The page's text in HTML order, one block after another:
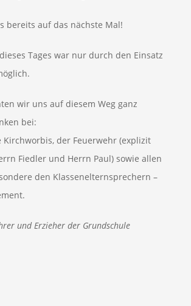
bereits auf das nächste Mal!
Tages war nur durch den Einsatz
wir uns auf diesem Weg ganz
bei:
Kirchworbis, der Feuerwehr (explizit
Fiedler und Herrn Paul) sowie allen
den Klassenelternsprechern –
und Erzieher der Grundschule